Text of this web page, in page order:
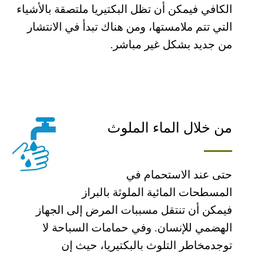
الكافي فیمكن أن تظل البكتیریا ملتصقة بالأشیاء
التي تتم ملامستھا، ومن ھناك تبدأ في الانتشار
من جدید بشكل غیر مباشر.
من خلال الماء الملوث
حتى عند الاستحمام في
المسطحات المائیة الملوثة بالبراز
فیمكن أن تنتقل مسببات المرض إلى الجھاز
الھضمي للإنسان. وفي حمامات السباحة لا
توجدمخاطر التلوث بالبكتیریا، حیث إن